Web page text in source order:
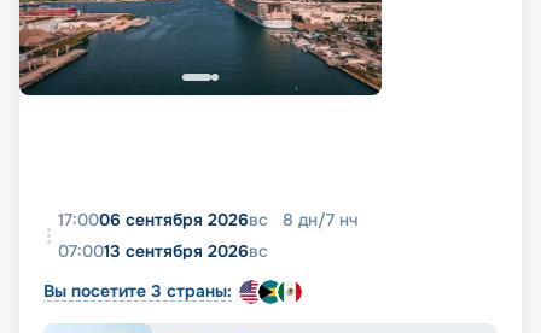
17:0006 сентября 2026вс 8 дн/7 нч
07:0013 сентября 2026вс
Вы посетите 3 страны: